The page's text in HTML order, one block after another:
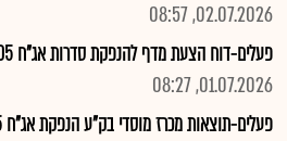
02.07.2026, 08:57
פעלים-דוח הצעת מדף להנפקת סדרות אג"ח 105 ו-,106 הזמנות 1.7.26
01.07.2026, 08:27
פעלים-תוצאות מכרז מוסדי בק"ע הנפקת אג"ח 105 ו106 לציבור